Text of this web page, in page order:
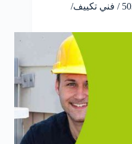
فني سنترال السالمي / 50301080 / فني تكييف/